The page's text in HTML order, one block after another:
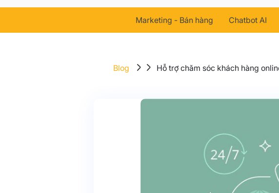
Marketing - Bán hàng Chatbot AI
Blog Hỗ trợ chăm sóc khách hàng